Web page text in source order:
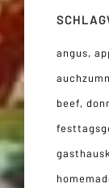
angus
beef